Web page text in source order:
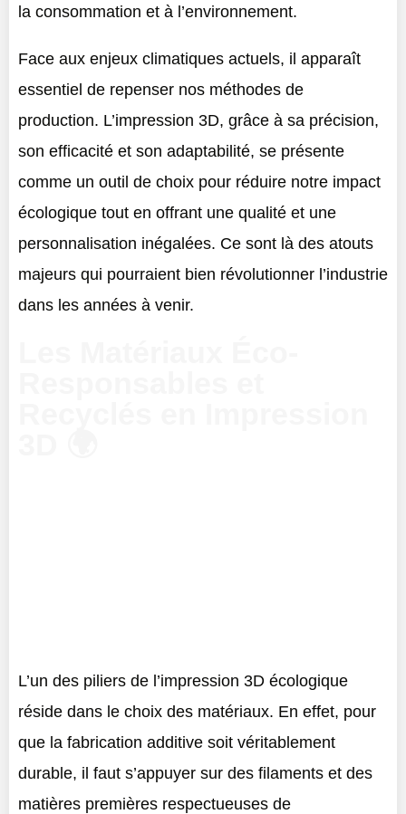
la consommation et à l’environnement.
Face aux enjeux climatiques actuels, il apparaît
essentiel de repenser nos méthodes de
production. L’impression 3D, grâce à sa précision,
son efficacité et son adaptabilité, se présente
comme un outil de choix pour réduire notre impact
écologique tout en offrant une qualité et une
personnalisation inégalées. Ce sont là des atouts
majeurs qui pourraient bien révolutionner l’industrie
dans les années à venir.
L’un des piliers de l’impression 3D écologique
réside dans le choix des matériaux. En effet, pour
que la fabrication additive soit véritablement
durable, il faut s’appuyer sur des filaments et des
matières premières respectueuses de